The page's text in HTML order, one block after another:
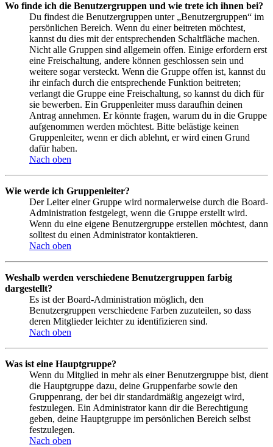
Wo finde ich die Benutzergruppen und wie trete ich ihnen bei?
Du findest die Benutzergruppen unter „Benutzergruppen“ im
persönlichen Bereich. Wenn du einer beitreten möchtest,
kannst du dies mit der entsprechenden Schaltfläche machen.
Nicht alle Gruppen sind allgemein offen. Einige erfordern erst
eine Freischaltung, andere können geschlossen sein und
weitere sogar versteckt. Wenn die Gruppe offen ist, kannst du
ihr einfach durch die entsprechende Funktion beitreten;
verlangt die Gruppe eine Freischaltung, so kannst du dich für
sie bewerben. Ein Gruppenleiter muss daraufhin deinen
Antrag annehmen. Er könnte fragen, warum du in die Gruppe
aufgenommen werden möchtest. Bitte belästige keinen
Gruppenleiter, wenn er dich ablehnt, er wird einen Grund
dafür haben.
Nach oben
Wie werde ich Gruppenleiter?
Der Leiter einer Gruppe wird normalerweise durch die Board-
Administration festgelegt, wenn die Gruppe erstellt wird.
Wenn du eine eigene Benutzergruppe erstellen möchtest, dann
solltest du einen Administrator kontaktieren.
Nach oben
Weshalb werden verschiedene Benutzergruppen farbig
dargestellt?
Es ist der Board-Administration möglich, den
Benutzergruppen verschiedene Farben zuzuteilen, so dass
deren Mitglieder leichter zu identifizieren sind.
Nach oben
Was ist eine Hauptgruppe?
Wenn du Mitglied in mehr als einer Benutzergruppe bist, dient
die Hauptgruppe dazu, deine Gruppenfarbe sowie den
Gruppenrang, der bei dir standardmäßig angezeigt wird,
festzulegen. Ein Administrator kann dir die Berechtigung
geben, deine Hauptgruppe im persönlichen Bereich selbst
festzulegen.
Nach oben